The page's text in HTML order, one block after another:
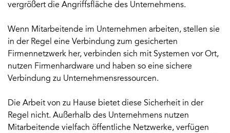
vergrößert die Angriffsfläche des Unternehmens.
Wenn Mitarbeitende im Unternehmen arbeiten, stellen sie
in der Regel eine Verbindung zum gesicherten
Firmennetzwerk her, verbinden sich mit Systemen vor Ort,
nutzen Firmenhardware und haben so eine sichere
Verbindung zu Unternehmensressourcen.
Die Arbeit von zu Hause bietet diese Sicherheit in der
Regel nicht. Außerhalb des Unternehmens nutzen
Mitarbeitende vielfach öffentliche Netzwerke, verfügen